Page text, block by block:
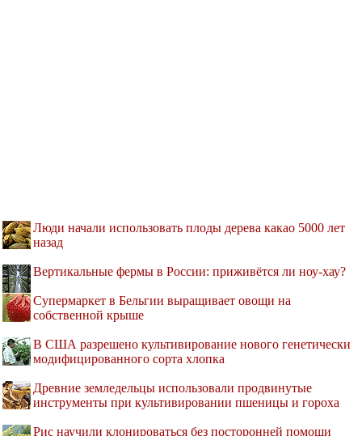
Люди начали использовать плоды дерева какао 5000 лет
назад
Вертикальные фермы в России: приживётся ли ноу-хау?
Супермаркет в Бельгии выращивает овощи на
собственной крыше
В США разрешено культивирование нового генетически
модифицированного сорта хлопка
Древние земледельцы использовали продвинутые
инструменты при культивировании пшеницы и гороха
Рис научили клонироваться без посторонней помощи